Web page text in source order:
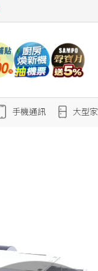
手機通訊 大型